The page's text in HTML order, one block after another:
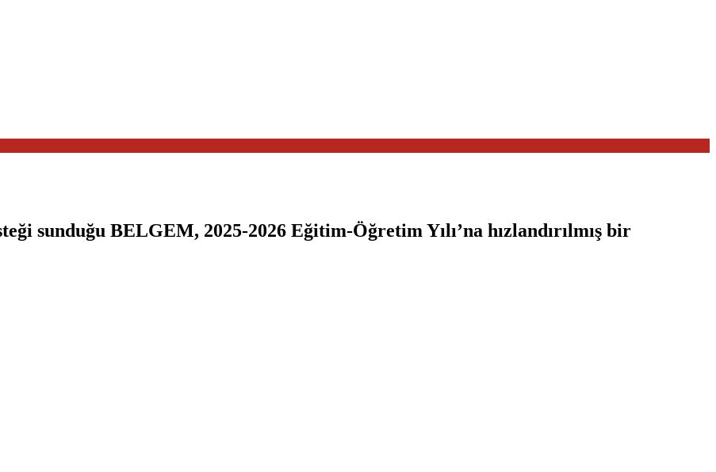
sunduğu BELGEM, 2025-2026 Eğitim-Öğretim Yılı’na hızlandırılmış bir